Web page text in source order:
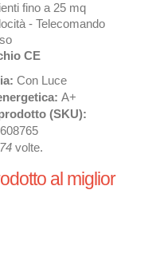
fino a 25 mq
- Telecomando
CE
Con Luce
A+
(SKU):
volte.
al miglior